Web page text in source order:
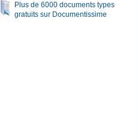
Plus de 6000 documents types
gratuits sur Documentissime